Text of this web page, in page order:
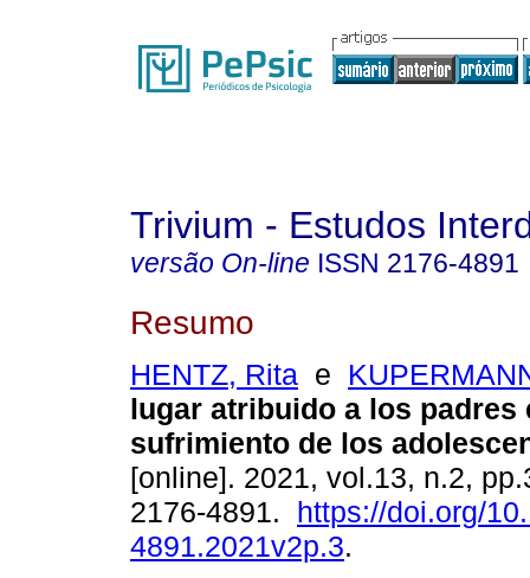
Trivium - Estudos
versão On-line ISSN 2176-4891
Resumo
HENTZ, Rita e
lugar atribuido a los padres
sufrimiento de los
[online]. 2021, vol.13, n.2,
2176-4891. https://doi.org/
4891.2021v2p.3.